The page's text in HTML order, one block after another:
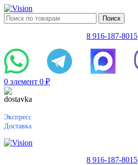
Поиск
8 916-187-8015
0 элемент 0 ₽
Экспресс
Доставка
8 916-187-8015